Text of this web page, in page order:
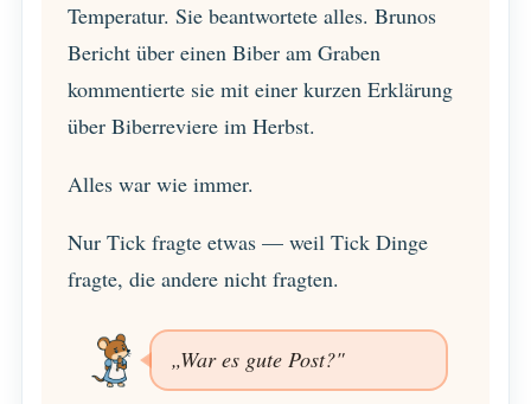
Temperatur. Sie beantwortete alles. Brunos
Bericht über einen Biber am Graben
kommentierte sie mit einer kurzen Erklärung
über Biberreviere im Herbst.
Alles war wie immer.
Nur Tick fragte etwas — weil Tick Dinge
fragte, die andere nicht fragten.
„War es gute Post?"